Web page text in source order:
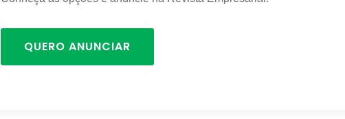
QUERO ANUNCIAR